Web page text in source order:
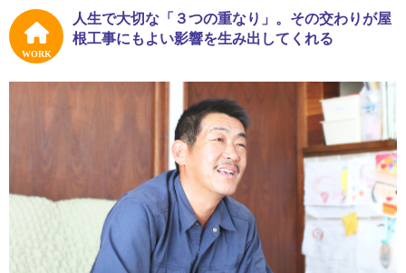
座る自宅兼事務所で、「やねいろは」の取材はスタートし
ました。幼少期のエピソードを聞き始めると、「小さい頃
の話ね。しましょうしましょう。色々ありますよ」と、一
何が聞けるのかとわくわくするほど。
「親に聞くところによると、『手がかかる子』だったよう
です。１０ヶ月の赤ん坊の頃に水ぼうそうとはしかに同時
にかかって、一命をとりとめたところから始まり、次は３
歳の頃。制服姿のお姉さんの後ろを三輪車でついていき、
遠くまで行きすぎてパトカーに乗せられて帰ってきてね。
小学生になってからは給食がいやで１ヶ月も欠席したり、
WORK
人生で大切な「３つの重なり」。その交わりが屋
根工事にもよい影響を生み出してくれる